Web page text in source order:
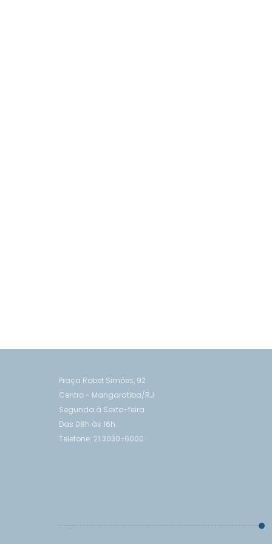
Praça Robet Simões, 92
Centro - Mangaratiba/RJ
Segunda à Sexta-feira
Das 08h às 16h.
Telefone: 21 3030-6000